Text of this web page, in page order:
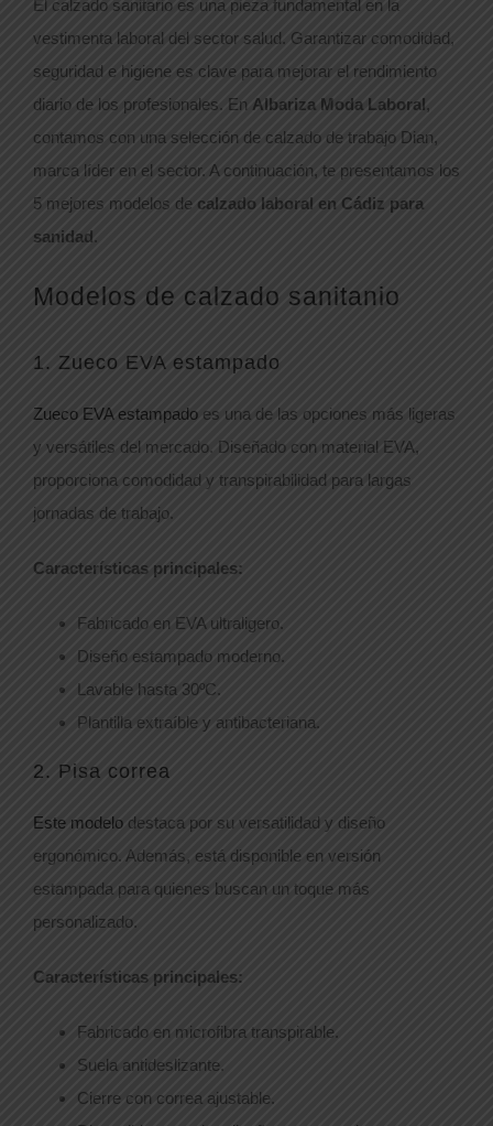
El calzado sanitario es una pieza fundamental en la
vestimenta laboral del sector salud. Garantizar comodidad,
seguridad e higiene es clave para mejorar el rendimiento
diario de los profesionales. En Albariza Moda Laboral,
contamos con una selección de calzado de trabajo Dian,
marca líder en el sector. A continuación, te presentamos los
5 mejores modelos de calzado laboral en Cádiz para
sanidad.
Modelos de calzado sanitanio
1. Zueco EVA estampado
Zueco EVA estampado es una de las opciones más ligeras
y versátiles del mercado. Diseñado con material EVA,
proporciona comodidad y transpirabilidad para largas
jornadas de trabajo.
Características principales:
Fabricado en EVA ultraligero.
Diseño estampado moderno.
Lavable hasta 30ºC.
Plantilla extraíble y antibacteriana.
2. Pisa correa
Este modelo destaca por su versatilidad y diseño
ergonómico. Además, está disponible en versión
estampada para quienes buscan un toque más
personalizado.
Características principales:
Fabricado en microfibra transpirable.
Suela antideslizante.
Cierre con correa ajustable.